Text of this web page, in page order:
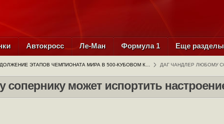
Автокросс Ле-Ман Формула 1 Еще
ЭТАПОВ ЧЕМПИОНАТА МИРА В 500-КУБОВОМ К… ДАГ ЧАНДЛЕР ЛЮБОМУ
может испортить